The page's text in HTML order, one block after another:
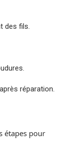
des fils.
réparation.
étapes pour